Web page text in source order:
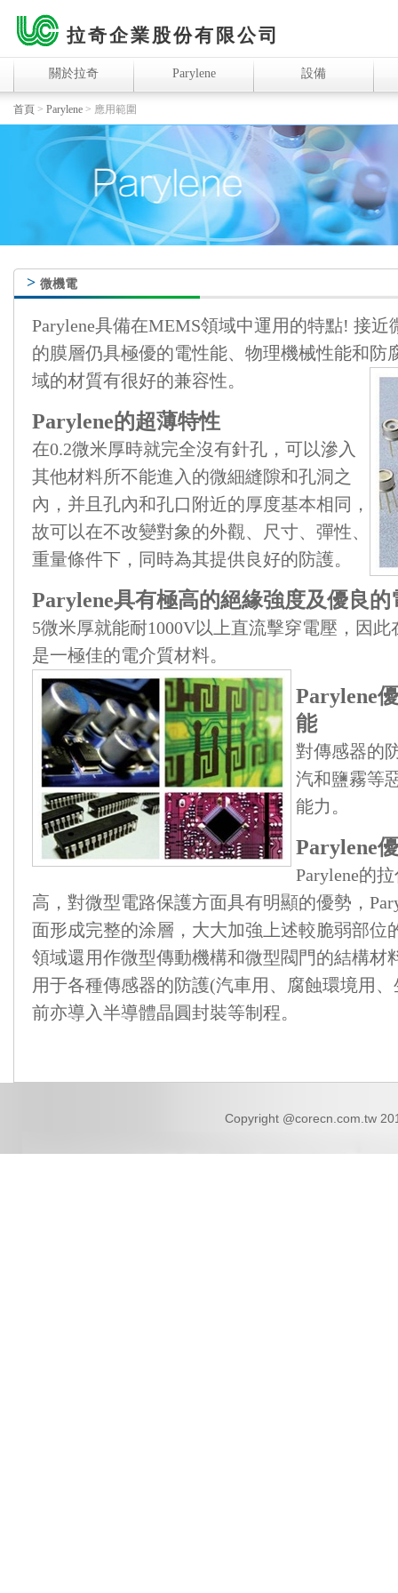
拉奇企業股份有限公司
關於拉奇 Parylene 設備
首頁 > Parylene > 應用範圍
> 微機電
Parylene具備在MEMS領域中運用的特點! 接
的膜層仍具極優的電性能、物理機械性能和防
域的材質有很好的兼容性。
Parylene的超薄特性
在0.2微米厚時就完全沒有針孔，可以滲入
其他材料所不能進入的微細縫隙和孔洞之
內，并且孔內和孔口附近的厚度基本相同，
故可以在不改變對象的外觀、尺寸、彈性、
重量條件下，同時為其提供良好的防護。
Parylene具有極高的絕緣強度及優良的
5微米厚就能耐1000V以上直流擊穿電壓，因此
是一極佳的電介質材料。
Parylene
能
對傳感器的
汽和鹽霧等
能力。
Parylene
Parylene的
高，對微型電路保護方面具有明顯的優勢，
面形成完整的涂層，大大加強上述較脆弱部位
領域還用作微型傳動機構和微型閥門的結構材
用于各種傳感器的防護(汽車用、腐蝕環境用
前亦導入半導體晶圓封裝等制程。
Copyright @corecn.com.tw